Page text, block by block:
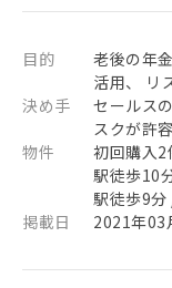
目的
老後の年
活用、 リ
決め手
セールス
スクが許
物件
初回購入2
駅徒歩10
駅徒歩9
掲載日
2021年03